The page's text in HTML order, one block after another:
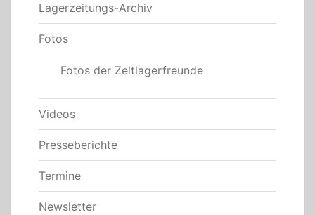
Lagerzeitungs-Archiv
Fotos
Fotos der Zeltlagerfreunde
Videos
Presseberichte
Termine
Newsletter